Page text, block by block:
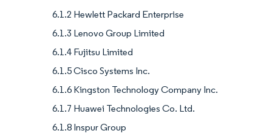
6.1.2 Hewlett Packard Enterprise
6.1.3 Lenovo Group Limited
6.1.4 Fujitsu Limited
6.1.5 Cisco Systems Inc.
6.1.6 Kingston Technology Company Inc.
6.1.7 Huawei Technologies Co. Ltd.
6.1.8 Inspur Group